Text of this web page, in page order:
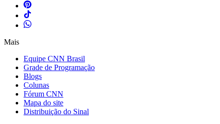
Mais
Equipe CNN Brasil
Grade de Programação
Blogs
Colunas
Fórum CNN
Mapa do site
Distribuição do Sinal